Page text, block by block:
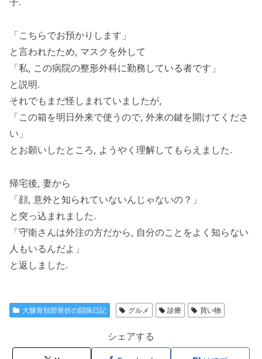
「こちらでお預かりします」
と言われたため, マスクを外して
「私, この病院の整形外科に勤務している者です」
と説明.
それでもまだ怪しまれていましたが,
「この箱を明日外来で使うので, 外来の鍵を開けてくださ
い」
とお願いしたところ, ようやく理解してもらえました.
帰宅後, 妻から
「顔, 意外と知られていないんじゃないの？」
と突っ込まれました.
「守衛さんは外注の方だから, 自分のことをよく知らない
人もいるんだよ」
と返しました.
大腿骨頚部骨折の闘病日記 グルメ 診療 買い物
シェアする